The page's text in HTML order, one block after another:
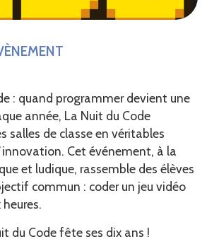
: quand programmer devient une
année, La Nuit du Code
salles de classe en véritables
Cet événement, à la
et ludique, rassemble des élèves
commun : coder un jeu vidéo
du Code fête ses dix ans !